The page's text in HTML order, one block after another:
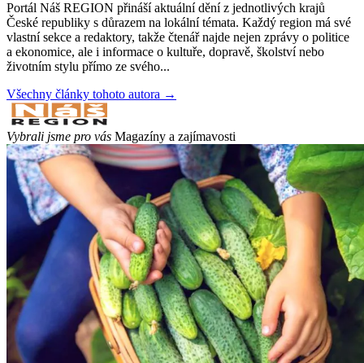
Portál Náš REGION přináší aktuální dění z jednotlivých krajů
České republiky s důrazem na lokální témata. Každý region má své
vlastní sekce a redaktory, takže čtenář najde nejen zprávy o politice
a ekonomice, ale i informace o kultuře, dopravě, školství nebo
životním stylu přímo ze svého...
Všechny články tohoto autora →
Vybrali jsme pro vás Magazíny a zajímavosti